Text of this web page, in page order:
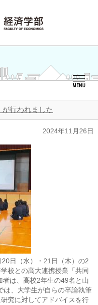
MENU
行われました
2024年11月26日
日（水）・21日（木）の2
校との高大連携授業「共同
は、高校2年生の49名と山
は、大学生が自らの卒論執筆
究に対してアドバイスを行